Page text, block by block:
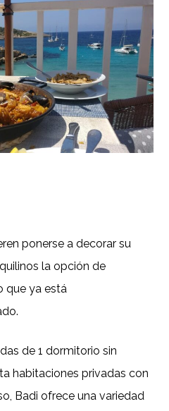
ponerse a decorar su
la opción de
que ya está
de 1 dormitorio sin
habitaciones privadas con
Badi ofrece una variedad